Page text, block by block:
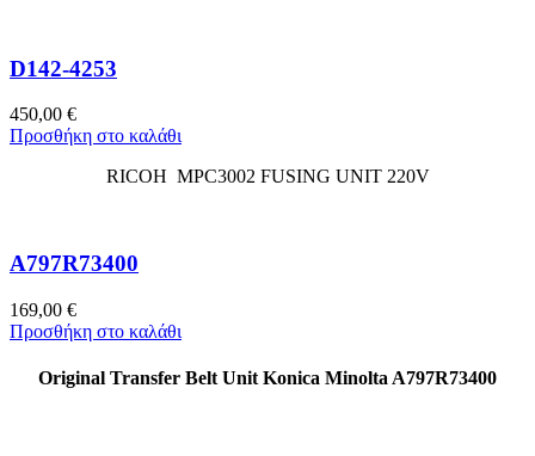
D142-4253
450,00 €
Προσθήκη στο καλάθι
RICOH MPC3002 FUSING UNIT 220V
A797R73400
169,00 €
Προσθήκη στο καλάθι
Original Transfer Belt Unit Konica Minolta A797R73400